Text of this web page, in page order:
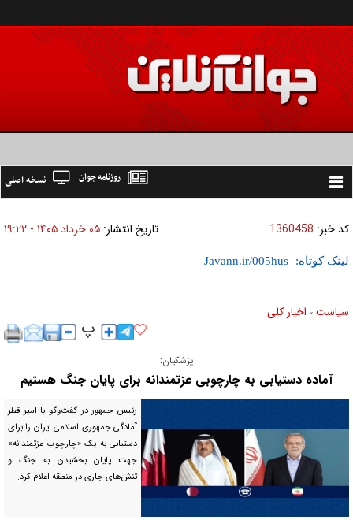
Toggle
نسخه اصلی روزنامه جوان
کد خبر: 1360458 تاریخ انتشار: ۰۵ خرداد ۱۴۰۵ - ۱۹:۲۲
لینک کوتاه:
سیاست » اخبار کلی
پزشکیان:
آماده دستیابی به چارچوبی عزتمندانه برای پایان جنگ هستیم
رئیس جمهور در گفت‌و‌گو با امیر قطر
آمادگی جمهوری اسلامی ایران را برای
دستیابی به یک «چارچوب عزتمندانه»
جهت پایان بخشیدن به جنگ و
تنش‌های جاری در منطقه اعلام کرد.